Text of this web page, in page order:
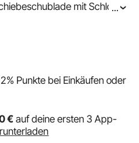
mit Schloss
für 482 mm
...
2% Punkte bei Einkäufen oder
€ auf deine ersten 3 App-